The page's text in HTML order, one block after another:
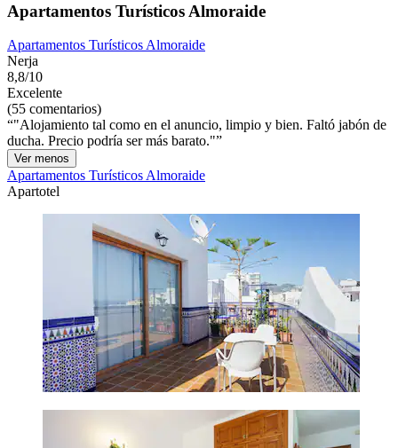
Apartamentos Turísticos Almoraide
Apartamentos Turísticos Almoraide
Nerja
8,8/10
Excelente
(55 comentarios)
"Alojamiento tal como en el anuncio, limpio y bien. Faltó jabón de
ducha. Precio podría ser más barato."
Ver menos
Apartamentos Turísticos Almoraide
Apartotel